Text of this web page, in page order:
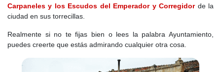
Carpaneles y los Escudos del Emperador y Corregidorde la
ciudad en sus torrecillas.
Realmente si no te fijas bien o lees la palabra Ayuntamiento,
puedes creerte que estás admirando cualquier otra cosa.